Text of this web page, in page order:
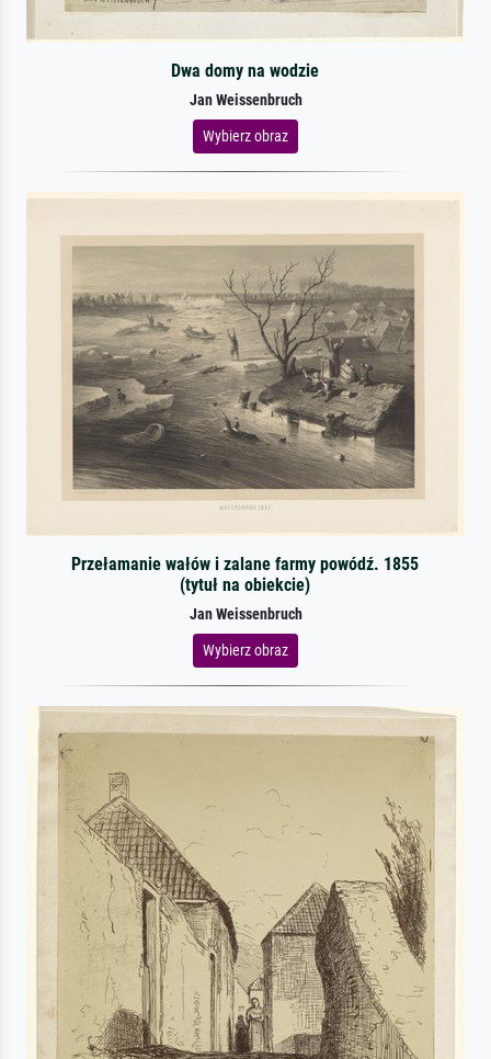
Dwa domy na wodzie
Jan Weissenbruch
Wybierz obraz
Przełamanie wałów i zalane farmy powódź. 1855
(tytuł na obiekcie)
Jan Weissenbruch
Wybierz obraz